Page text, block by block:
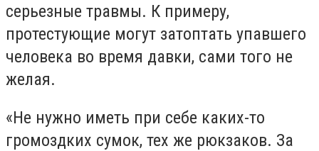
серьезные травмы. К примеру,
протестующие могут затоптать упавшего
человека во время давки, сами того не
желая.
«Не нужно иметь при себе каких-то
громоздких сумок, тех же рюкзаков. За